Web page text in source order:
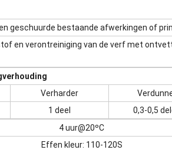
geschuurde bestaande afwerkingen of
en verontreiniging van de verf met
Verharder
1 deel
0,3-0,5
4 uur@20ºC
Effen kleur: 110-120S